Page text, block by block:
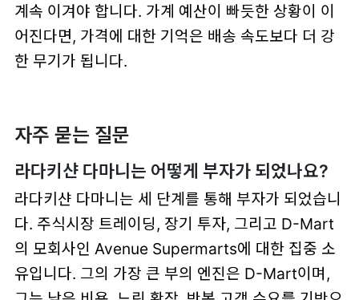
계속 이겨야 합니다. 가계 예산이 빠듯한 상황이 이
어진다면, 가격에 대한 기억은 배송 속도보다 더 강
한 무기가 됩니다.
자주 묻는 질문
라다키샨 다마니는 어떻게 부자가 되었나요?
라다키샨 다마니는 세 단계를 통해 부자가 되었습니
다. 주식시장 트레이딩, 장기 투자, 그리고 D-Mart
의 모회사인 Avenue Supermarts에 대한 집중 소
유입니다. 그의 가장 큰 부의 엔진은 D-Mart이며,